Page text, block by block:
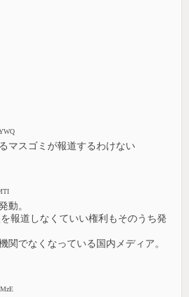
マスゴミが報道するわけない
動。
報道しなくていい権利もそのうち発
関でなくなっている国内メディア。